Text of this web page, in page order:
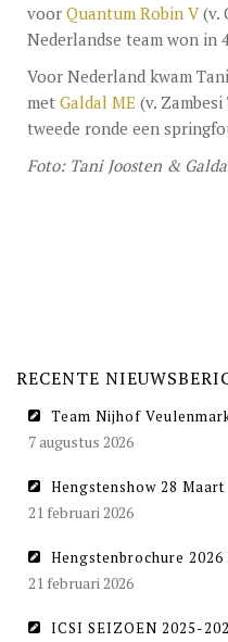
MERRIEBEGELEIDING
NIEUWS
voor Quantum Robin V(v.
Nederlandse team won in
Voor Nederland kwam
met Galdal ME (v.
tweede ronde een
Foto: Tani Joosten &
RECENTE
Team Nijhof
7 augustus 2026
Hengstenshow 28 Maart
21 februari 2026
Hengstenbrochure 2026
21 februari 2026
ICSI SEIZOEN 2025-